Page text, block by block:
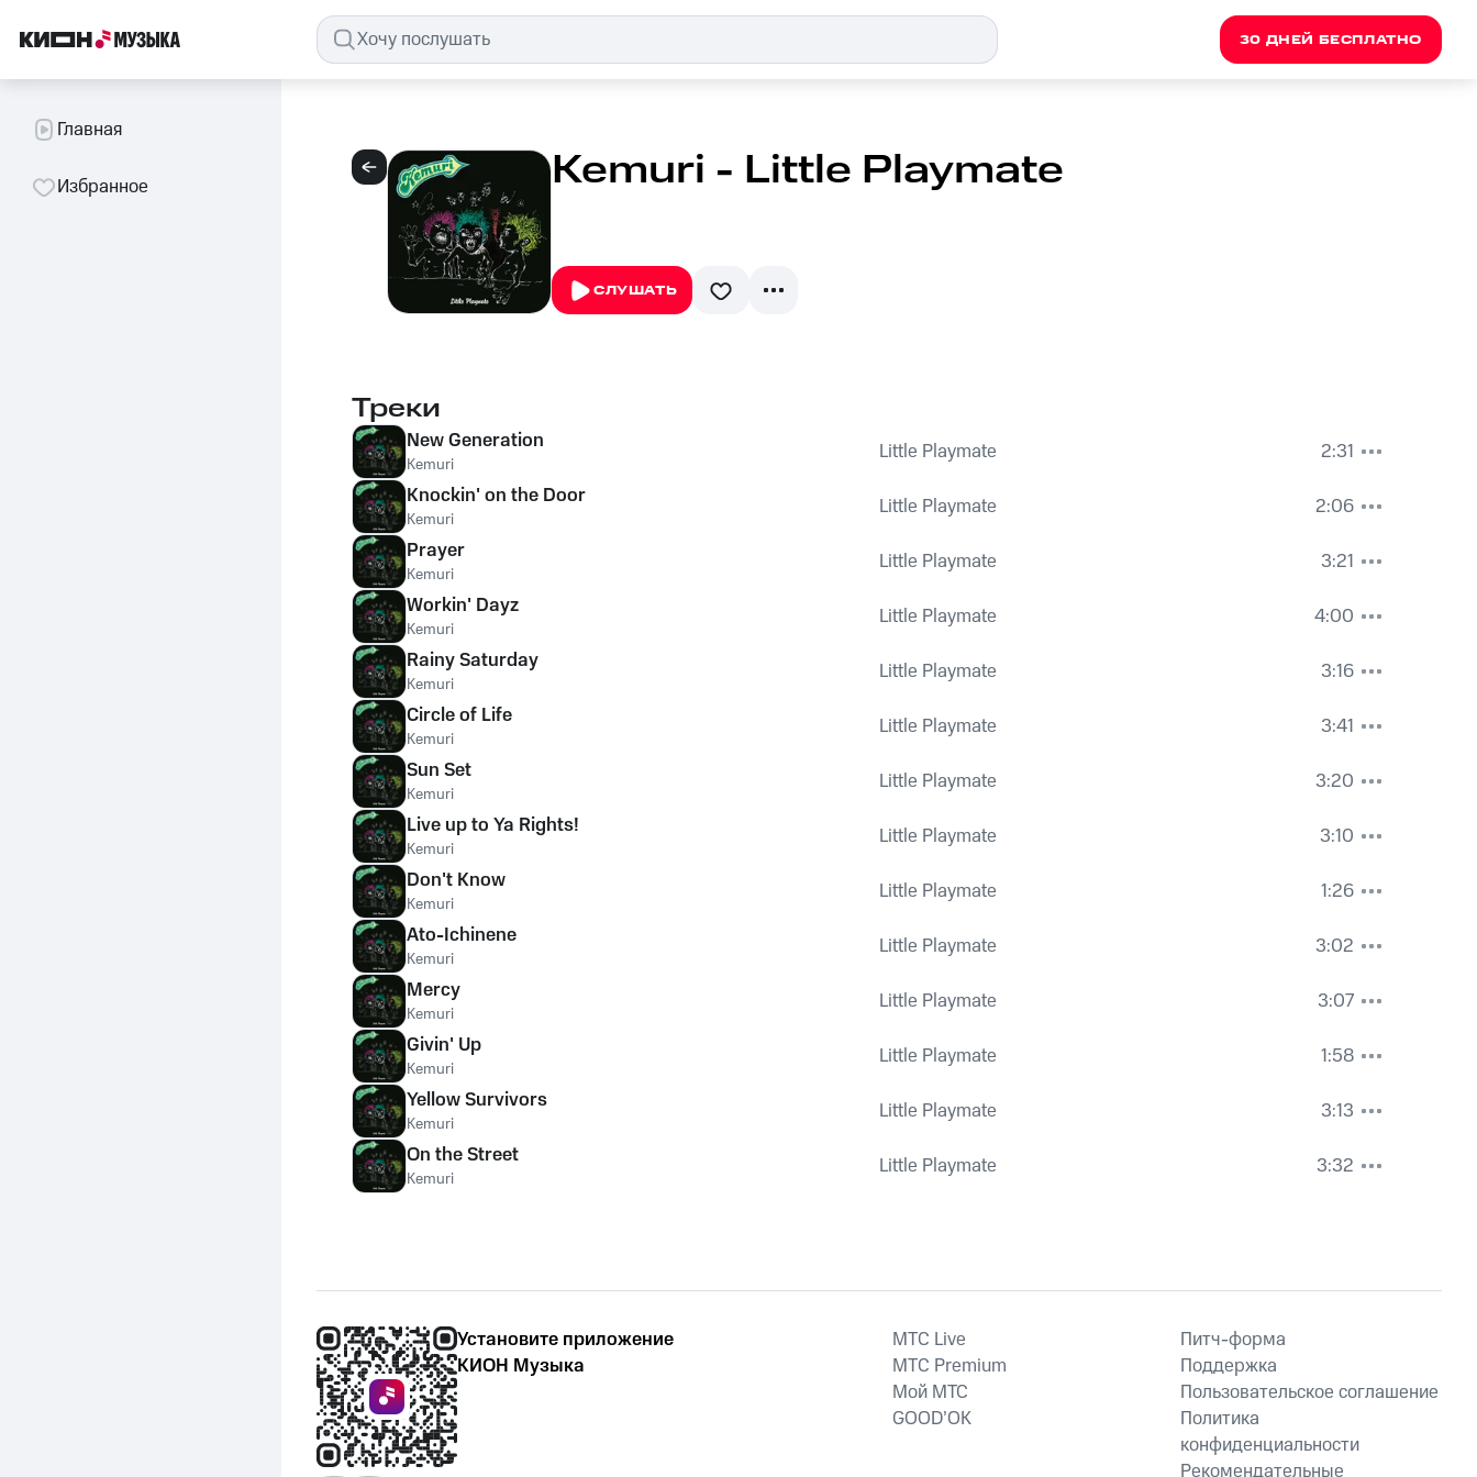
30 ДНЕЙ БЕСПЛАТНО
Главная
Избранное Kemuri - Little Playmate
СЛУШАТЬ
Треки
New Generation
Kemuri Little Playmate
2:31
Knockin' on the Door
Kemuri Little Playmate
2:06
Prayer
Kemuri Little Playmate
3:21
Workin' Dayz
Kemuri Little Playmate
4:00
Rainy Saturday
Kemuri Little Playmate
3:16
Circle of Life
Kemuri Little Playmate
3:41
Sun Set
Kemuri Little Playmate
3:20
Live up to Ya Rights!
Kemuri Little Playmate
3:10
Don't Know
Kemuri Little Playmate
1:26
Ato-Ichinene
Kemuri Little Playmate
3:02
Mercy
Kemuri Little Playmate
3:07
Givin' Up
Kemuri Little Playmate
1:58
Yellow Survivors
Kemuri Little Playmate
3:13
On the Street
Kemuri Little Playmate 3:32
Установите приложение
КИОН Музыка
MTС Live
MTС Premium
Мой МТС
GOOD’OK
Питч-форма
Поддержка
Пользовательское соглашение
Политика
конфиденциальности
Рекомендательные